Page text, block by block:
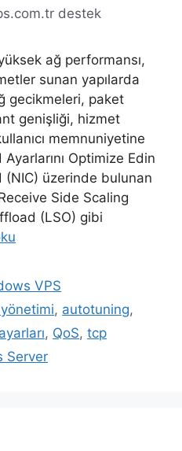
destek
ağ performansı,
sunan yapılarda
gecikmeleri, paket
genişliği, hizmet
memnuniyetine
Optimize Edin
üzerinde bulunan
Side Scaling
(LSO) gibi
VPS
, autotuning,
, QoS, tcp
Server